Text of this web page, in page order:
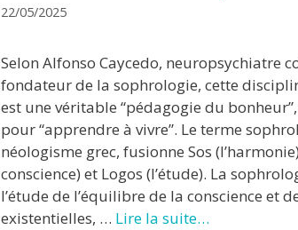
22/05/2025
Selon Alfonso Caycedo, neuropsychiatre
fondateur de la sophrologie, cette
est une véritable “pédagogie du
pour “apprendre à vivre”. Le terme
néologisme grec, fusionne Sos
conscience) et Logos (l’étude). La
l’étude de l’équilibre de la conscience et
existentielles, … Lire la suite…